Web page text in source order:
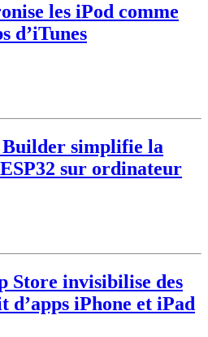
les iPod comme
d’iTunes
Builder simplifie la
sur ordinateur
Store invisibilise des
d’apps iPhone et iPad